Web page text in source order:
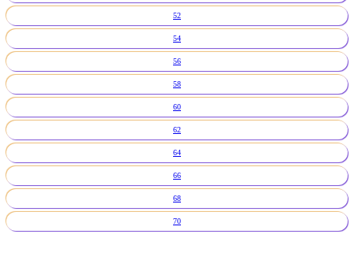
52
54
56
58
60
62
64
66
68
70